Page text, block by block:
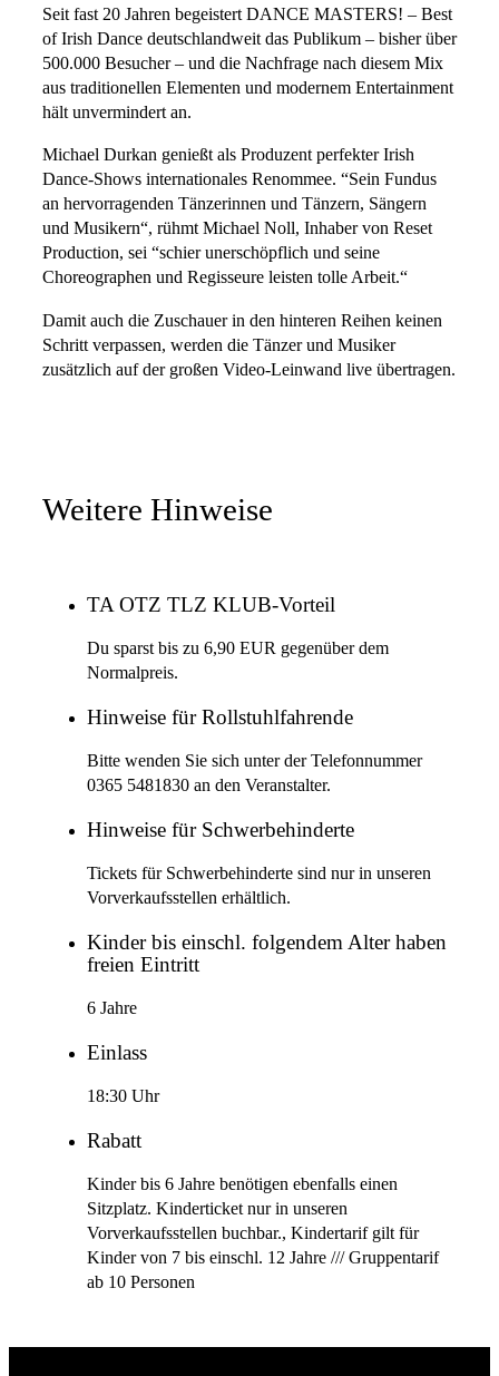
Seit fast 20 Jahren begeistert DANCE MASTERS! – Best
of Irish Dance deutschlandweit das Publikum – bisher über
500.000 Besucher – und die Nachfrage nach diesem Mix
aus traditionellen Elementen und modernem Entertainment
hält unvermindert an.
Michael Durkan genießt als Produzent perfekter Irish
Dance-Shows internationales Renommee. “Sein Fundus
an hervorragenden Tänzerinnen und Tänzern, Sängern
und Musikern“, rühmt Michael Noll, Inhaber von Reset
Production, sei “schier unerschöpflich und seine
Choreographen und Regisseure leisten tolle Arbeit.“
Damit auch die Zuschauer in den hinteren Reihen keinen
Schritt verpassen, werden die Tänzer und Musiker
zusätzlich auf der großen Video-Leinwand live übertragen.
Weitere Hinweise
TA OTZ TLZ KLUB-Vorteil
Du sparst bis zu 6,90 EUR gegenüber dem
Normalpreis.
Hinweise für Rollstuhlfahrende
Bitte wenden Sie sich unter der Telefonnummer
0365 5481830 an den Veranstalter.
Hinweise für Schwerbehinderte
Tickets für Schwerbehinderte sind nur in unseren
Vorverkaufsstellen erhältlich.
Kinder bis einschl. folgendem Alter haben
freien Eintritt
6 Jahre
Einlass
18:30 Uhr
Rabatt
Kinder bis 6 Jahre benötigen ebenfalls einen
Sitzplatz. Kinderticket nur in unseren
Vorverkaufsstellen buchbar., Kindertarif gilt für
Kinder von 7 bis einschl. 12 Jahre /// Gruppentarif
ab 10 Personen